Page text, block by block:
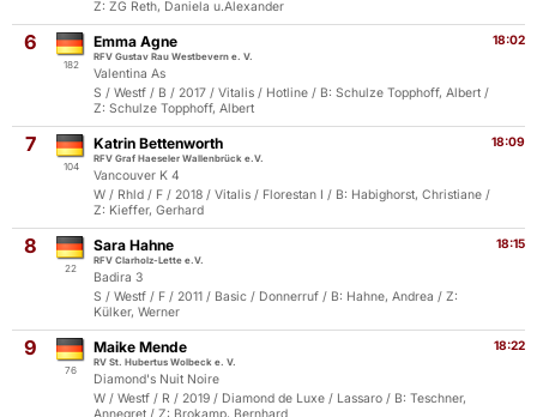
Z: ZG Reth, Daniela u.Alexander
6
182
18:02
Emma Agne
RFV Gustav Rau Westbevern e. V.
Valentina As
S / Westf / B / 2017 / Vitalis / Hotline / B: Schulze Topphoff, Albert /
Z: Schulze Topphoff, Albert
7
104
18:09
Katrin Bettenworth
RFV Graf Haeseler Wallenbrück e.V.
Vancouver K 4
W / Rhld / F / 2018 / Vitalis / Florestan I / B: Habighorst, Christiane /
Z: Kieffer, Gerhard
8
22
18:15
Sara Hahne
RFV Clarholz-Lette e.V.
Badira 3
S / Westf / F / 2011 / Basic / Donnerruf / B: Hahne, Andrea / Z:
Külker, Werner
9
76
18:22
Maike Mende
RV St. Hubertus Wolbeck e. V.
Diamond's Nuit Noire
W / Westf / R / 2019 / Diamond de Luxe / Lassaro / B: Teschner,
Annegret / Z: Brokamp, Bernhard